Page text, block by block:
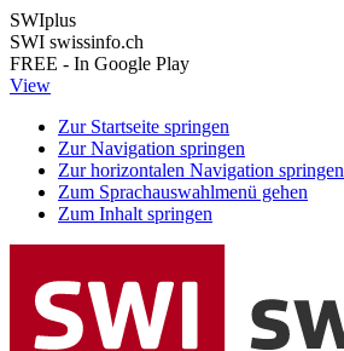
SWIplus
SWI swissinfo.ch
FREE - In Google Play
View
Zur Startseite springen
Zur Navigation springen
Zur horizontalen Navigation springen
Zum Sprachauswahlmenü gehen
Zum Inhalt springen